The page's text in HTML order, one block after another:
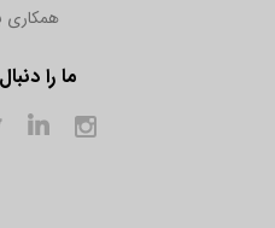
همکاری
ما را